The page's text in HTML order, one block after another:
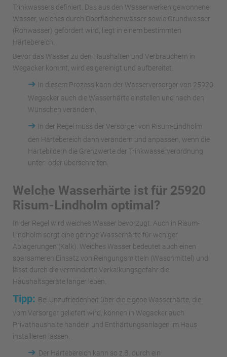
Trinkwassers definiert. Das aus den Wasserwerken gewonnene
Wasser, welches durch Oberflächenwässer sowie Grundwasser
(Rohwasser) gefördert wird, liegt in einem bestimmten
Härtebereich.
Bevor das Wasser zu den Haushalten und Verbrauchern in
Wegacker kommt, wird es gereinigt und aufbereitet.
➜
In diesem Prozess kann der Wasserversorger von 25920
Wegacker auch die Wasserhärte einstellen und nach den
Wünschen verändern.
➜
In der Regel muss der Versorger von Risum-Lindholm
den Härtebereich dann verändern und anpassen, wenn die
Härtebildern die Grenzwerte der Trinkwasserverordnung
unter- oder überschreiten.
Welche Wasserhärte ist für 25920
Risum-Lindholm optimal?
In der Regel wird weiches Wasser bevorzugt. Auch in Risum-
Lindholm sorgt eine geringe Wasserhärte für weniger
Ablagerungen (Kalk). Weiches Wasser bedeutet auch einen
sparsameren Einsatz von Reingungsmitteln (Waschmittel) und
lässt durch die verminderte Verkalkungsgefahr die
Haushaltsgeräte länger leben.
Tipp: Bei Unzufriedenheit über die eigene Wasserhärte, die
vom Versorger geliefert wird, können in Wegacker auch
Privathaushalte handeln und Enthärtungsanlagen im Haus
installieren lassen.
➜ Der Härtebereich kann so z.B. durch ein